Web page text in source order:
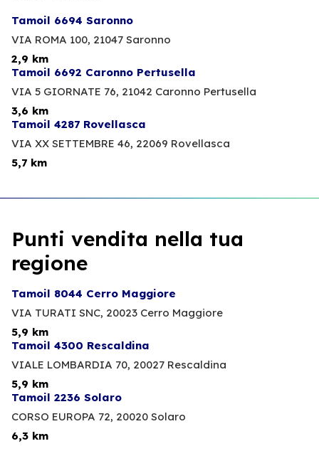
Tamoil 6694 Saronno
VIA ROMA 100, 21047 Saronno
2,9 km
Tamoil 6692 Caronno Pertusella
VIA 5 GIORNATE 76, 21042 Caronno Pertusella
3,6 km
Tamoil 4287 Rovellasca
VIA XX SETTEMBRE 46, 22069 Rovellasca
5,7 km
Punti vendita nella tua
regione
Tamoil 8044 Cerro Maggiore
VIA TURATI SNC, 20023 Cerro Maggiore
5,9 km
Tamoil 4300 Rescaldina
VIALE LOMBARDIA 70, 20027 Rescaldina
5,9 km
Tamoil 2236 Solaro
CORSO EUROPA 72, 20020 Solaro
6,3 km